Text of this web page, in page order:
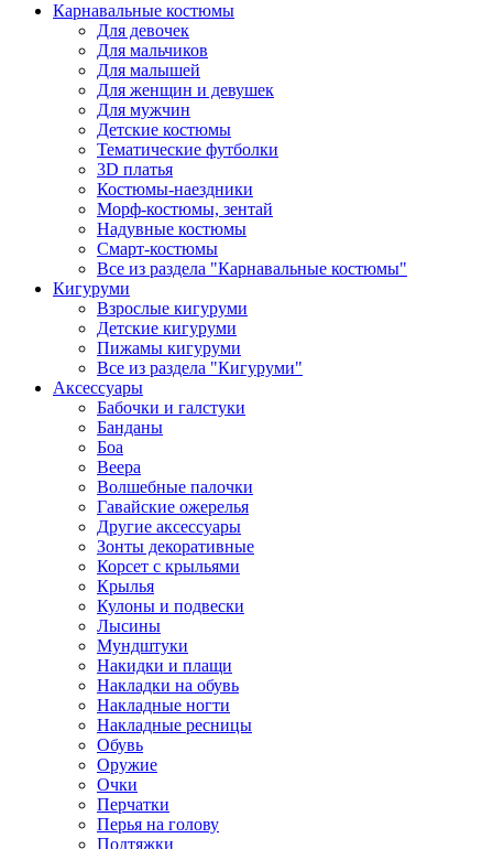
Карнавальные костюмы
Для девочек
Для мальчиков
Для малышей
Для женщин и девушек
Для мужчин
Детские костюмы
Тематические футболки
3D платья
Костюмы-наездники
Морф-костюмы, зентай
Надувные костюмы
Смарт-костюмы
Все из раздела "Карнавальные костюмы"
Кигуруми
Взрослые кигуруми
Детские кигуруми
Пижамы кигуруми
Все из раздела "Кигуруми"
Аксессуары
Бабочки и галстуки
Банданы
Боа
Веера
Волшебные палочки
Гавайские ожерелья
Другие аксессуары
Зонты декоративные
Корсет с крыльями
Крылья
Кулоны и подвески
Лысины
Мундштуки
Накидки и плащи
Накладки на обувь
Накладные ногти
Накладные ресницы
Обувь
Оружие
Очки
Перчатки
Перья на голову
Подтяжки